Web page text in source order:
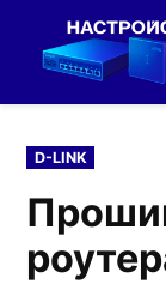
POSTED
IN
D-LINK